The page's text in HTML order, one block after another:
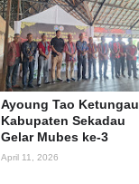
Ayoung Tao Ketungau
Kabupaten Sekadau
Gelar Mubes ke-3
April 11, 2026